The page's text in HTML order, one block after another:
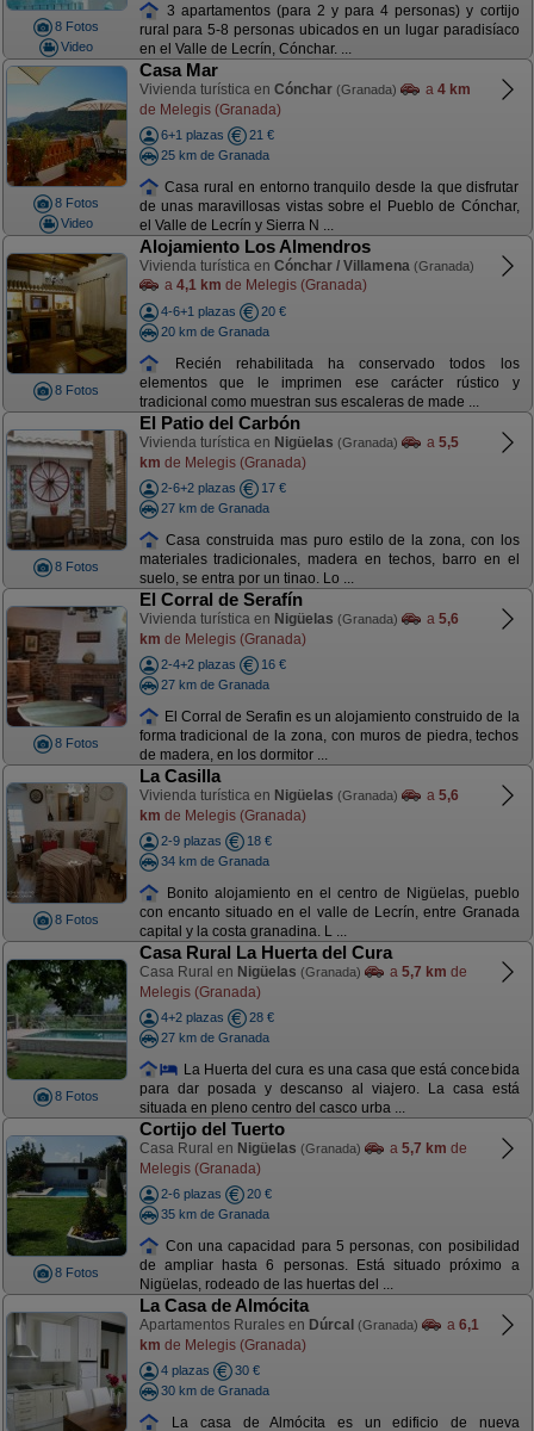
8 Fotos
Video
3 apartamentos (para 2 y para 4 personas) y cortijo
rural para 5-8 personas ubicados en un lugar paradisíaco
en el Valle de Lecrín, Cónchar. ...
8 Fotos
Video
Casa Mar
Vivienda turística en Cónchar (Granada) a 4 km
de Melegis (Granada)
6+1 plazas
21 €
25 km de Granada
Casa rural en entorno tranquilo desde la que disfrutar
de unas maravillosas vistas sobre el Pueblo de Cónchar,
el Valle de Lecrín y Sierra N ...
8 Fotos
Alojamiento Los Almendros
Vivienda turística en Cónchar / Villamena (Granada)
a 4,1 km de Melegis (Granada)
4-6+1 plazas
20 €
20 km de Granada
Recién rehabilitada ha conservado todos los
elementos que le imprimen ese carácter rústico y
tradicional como muestran sus escaleras de made ...
8 Fotos
El Patio del Carbón
Vivienda turística en Nigüelas (Granada) a 5,5
km de Melegis (Granada)
2-6+2 plazas
17 €
27 km de Granada
Casa construida mas puro estilo de la zona, con los
materiales tradicionales, madera en techos, barro en el
suelo, se entra por un tinao. Lo ...
8 Fotos
El Corral de Serafín
Vivienda turística en Nigüelas (Granada) a 5,6
km de Melegis (Granada)
2-4+2 plazas
16 €
27 km de Granada
El Corral de Serafin es un alojamiento construido de la
forma tradicional de la zona, con muros de piedra, techos
de madera, en los dormitor ...
8 Fotos
La Casilla
Vivienda turística en Nigüelas (Granada) a 5,6
km de Melegis (Granada)
2-9 plazas
18 €
34 km de Granada
Bonito alojamiento en el centro de Nigüelas, pueblo
con encanto situado en el valle de Lecrín, entre Granada
capital y la costa granadina. L ...
8 Fotos
Casa Rural La Huerta del Cura
Casa Rural en Nigüelas (Granada) a 5,7 km de
Melegis (Granada)
4+2 plazas
28 €
27 km de Granada
La Huerta del cura es una casa que está concebida
para dar posada y descanso al viajero. La casa está
situada en pleno centro del casco urba ...
8 Fotos
Cortijo del Tuerto
Casa Rural en Nigüelas (Granada) a 5,7 km de
Melegis (Granada)
2-6 plazas
20 €
35 km de Granada
Con una capacidad para 5 personas, con posibilidad
de ampliar hasta 6 personas. Está situado próximo a
Nigüelas, rodeado de las huertas del ...
La Casa de Almócita
Apartamentos Rurales en Dúrcal (Granada) a 6,1
km de Melegis (Granada)
4 plazas
30 €
30 km de Granada
La casa de Almócita es un edificio de nueva